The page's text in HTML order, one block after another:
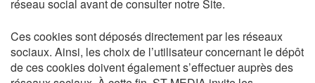
réseau social avant de consulter notre Site.
Ces cookies sont déposés directement par les réseaux
sociaux. Ainsi, les choix de l’utilisateur concernant le dépôt
de ces cookies doivent également s’effectuer auprès des